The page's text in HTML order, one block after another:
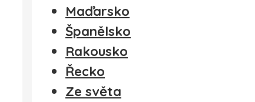
Maďarsko
Španělsko
Rakousko
Řecko
Ze světa